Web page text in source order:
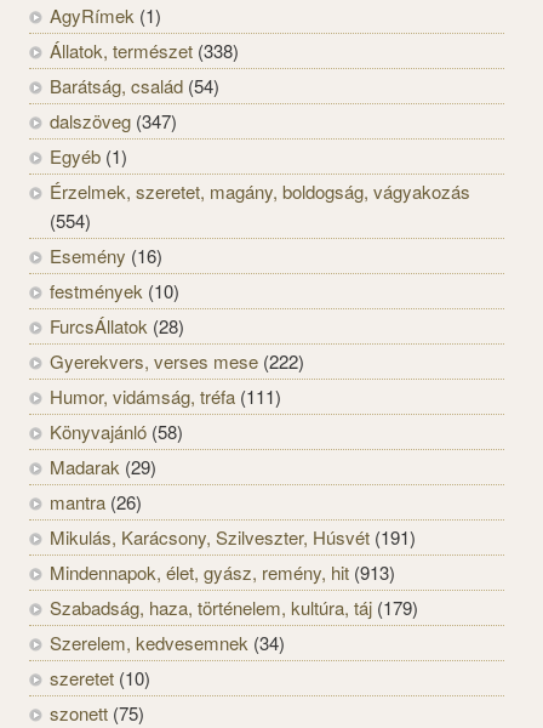
AgyRímek (1)
Állatok, természet (338)
Barátság, család (54)
dalszöveg (347)
Egyéb (1)
Érzelmek, szeretet, magány, boldogság, vágyakozás
(554)
Esemény (16)
festmények (10)
FurcsÁllatok (28)
Gyerekvers, verses mese (222)
Humor, vidámság, tréfa (111)
Könyvajánló (58)
Madarak (29)
mantra (26)
Mikulás, Karácsony, Szilveszter, Húsvét (191)
Mindennapok, élet, gyász, remény, hit (913)
Szabadság, haza, történelem, kultúra, táj (179)
Szerelem, kedvesemnek (34)
szeretet (10)
szonett (75)